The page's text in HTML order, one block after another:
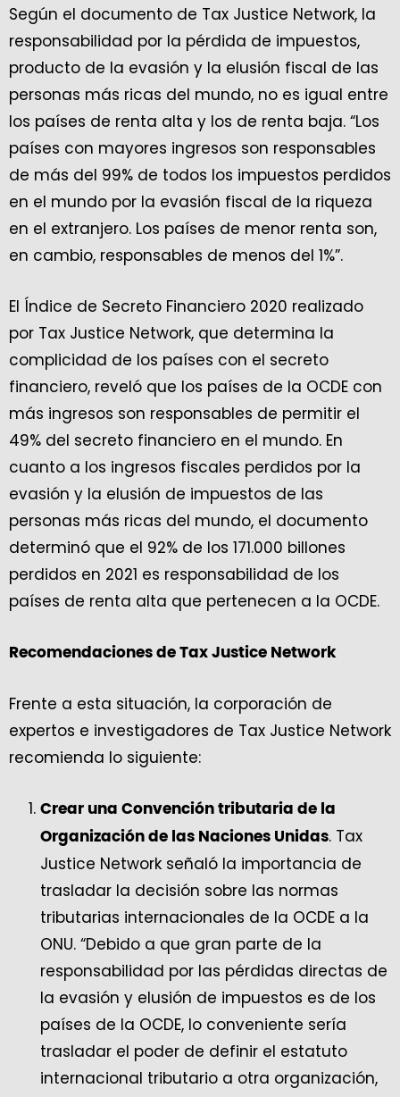
Según el documento de Tax Justice Network, la
responsabilidad por la pérdida de impuestos,
producto de la evasión y la elusión fiscal de las
personas más ricas del mundo, no es igual entre
los países de renta alta y los de renta baja. “Los
países con mayores ingresos son responsables
de más del 99% de todos los impuestos perdidos
en el mundo por la evasión fiscal de la riqueza
en el extranjero. Los países de menor renta son,
en cambio, responsables de menos del 1%”.
El Índice de Secreto Financiero 2020 realizado
por Tax Justice Network, que determina la
complicidad de los países con el secreto
financiero, reveló que los países de la OCDE con
más ingresos son responsables de permitir el
49% del secreto financiero en el mundo. En
cuanto a los ingresos fiscales perdidos por la
evasión y la elusión de impuestos de las
personas más ricas del mundo, el documento
determinó que el 92% de los 171.000 billones
perdidos en 2021 es responsabilidad de los
países de renta alta que pertenecen a la OCDE.
Recomendaciones de Tax Justice Network
Frente a esta situación, la corporación de
expertos e investigadores de Tax Justice Network
recomienda lo siguiente:
Crear una Convención tributaria de la
Organización de las Naciones Unidas. Tax
Justice Network señaló la importancia de
trasladar la decisión sobre las normas
tributarias internacionales de la OCDE a la
ONU. “Debido a que gran parte de la
responsabilidad por las pérdidas directas de
la evasión y elusión de impuestos es de los
países de la OCDE, lo conveniente sería
trasladar el poder de definir el estatuto
internacional tributario a otra organización,